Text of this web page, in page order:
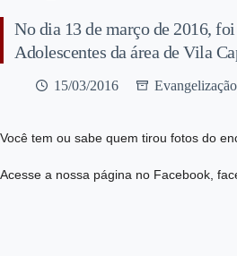
No dia 13 de março de 2016,
Adolescentes da área de Vila
15/03/2016
Você tem ou sabe quem tirou fotos do
Acesse a nossa página no Facebook,